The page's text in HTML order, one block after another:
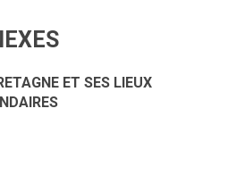
ET SES LIEUX